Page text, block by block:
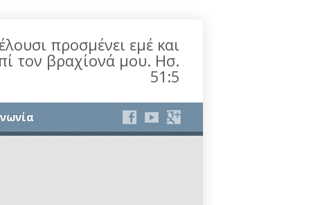
προσμένει εμέ και
τον βραχίονά μου. Ησ.
51:5